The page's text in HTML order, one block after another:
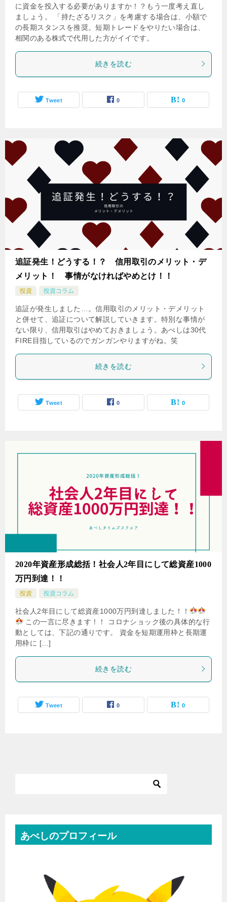
に資金を投入する必要がありますか！？もう一度考え直し
ましょう。 「持たざるリスク」を考慮する場合は、小額で
の長期スタンスを推奨。短期トレードをやりたい場合は、
相関のある株式で代用した方がイイです。
続きを読む
Tweet 0 0
追証発生！どうする！？ 信用取引のメリット・デ
メリット！ 事情がなければやめとけ！！
投資 投資コラム
追証が発生しました…。信用取引のメリット・デメリット
と併せて、追証について解説していきます。特別な事情が
ない限り、信用取引はやめておきましょう。あべしは30代
FIRE目指しているのでガンガンやりますがね。笑
続きを読む
Tweet 0 0
2020年資産形成総括！社会人2年目にして総資産1000
万円到達！！
投資 投資コラム
社会人2年目にして総資産1000万円到達しました！！
この一言に尽きます！！ コロナショック後の具体的な行
動としては、下記の通りです。 資金を短期運用枠と長期運
用枠に […]
続きを読む
Tweet 0 0
あべしのプロフィール